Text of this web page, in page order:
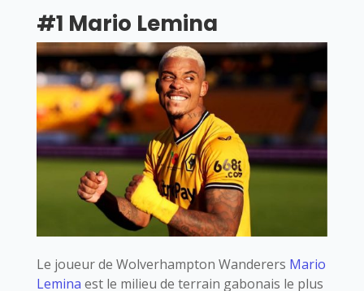
#1 Mario Lemina
Le joueur de Wolverhampton Wanderers Mario
Lemina est le milieu de terrain gabonais le plus